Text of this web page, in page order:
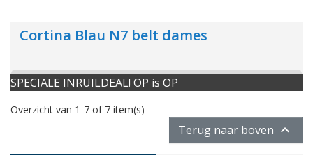
Cortina Blau N7 belt dames
SPECIALE INRUILDEAL! OP is OP
Overzicht van 1-7 of 7 item(s)
Terug naar boven 